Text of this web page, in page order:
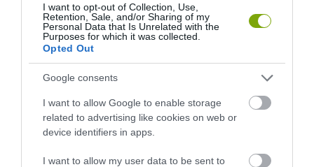
I want to opt-out of Collection, Use,
Retention, Sale, and/or Sharing of my
Personal Data that Is Unrelated with the
Purposes for which it was collected.
Opted Out
Google consents
I want to allow Google to enable storage
related to advertising like cookies on web or
device identifiers in apps.
I want to allow my user data to be sent to